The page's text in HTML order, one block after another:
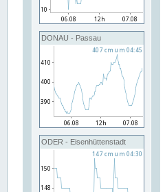
DONAU - Passau
ODER - Eisenhüttenstadt